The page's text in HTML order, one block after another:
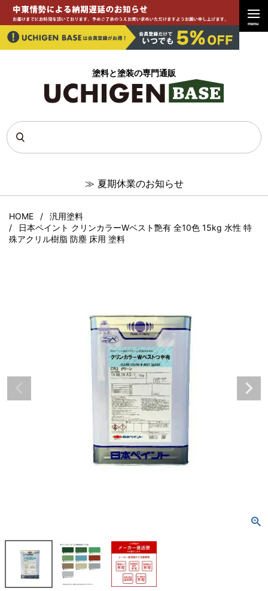
塗料と塗装の専門通販
≫ 夏期休業のお知らせ
menu
HOME
汎用塗料
日本ペイント クリンカラーWベスト艶有 全10色 15kg 水性 特
殊アクリル樹脂 防塵 床用 塗料